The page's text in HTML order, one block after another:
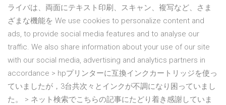
ライバは、両面にテキスト印刷、スキャン、複写など、さま
ざまな機能を We use cookies to personalize content and
ads, to provide social media features and to analyse our
traffic. We also share information about your use of our site
with our social media, advertising and analytics partners in
accordance > hpプリンターに互換インクカートリッジを使っ
ていましたが，3台共次々とインクが不調になり困っていまし
た。 > ネット検索でこちらの記事にたどり着き感謝していま